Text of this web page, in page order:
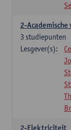
2-
3 studiepunten
Lesgever(s):
2-Elektriciteit